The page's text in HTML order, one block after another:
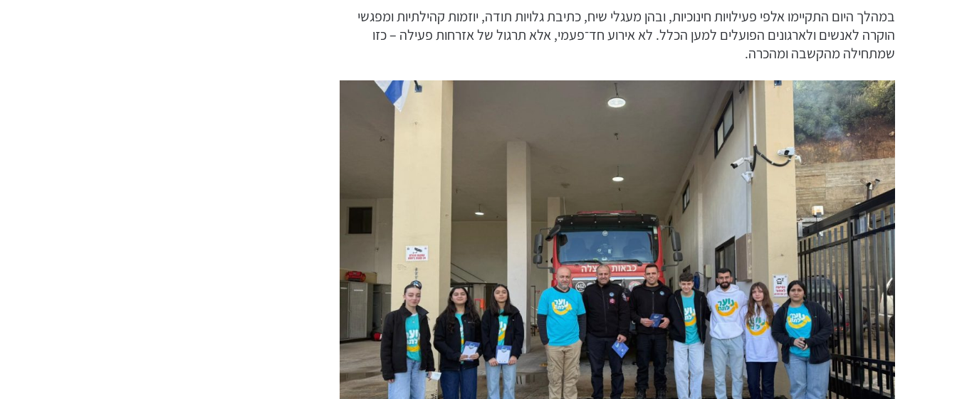
במהלך היום התקיימו אלפי פעילויות חינוכיות, ובהן מעגלי שיח, כתיבת גלויות תודה, יוזמות קהילתיות ומפגשי
הוקרה לאנשים ולארגונים הפועלים למען הכלל. לא אירוע חד־פעמי, אלא תרגול של אזרחות פעילה – כזו
שמתחילה מהקשבה ומהכרה.